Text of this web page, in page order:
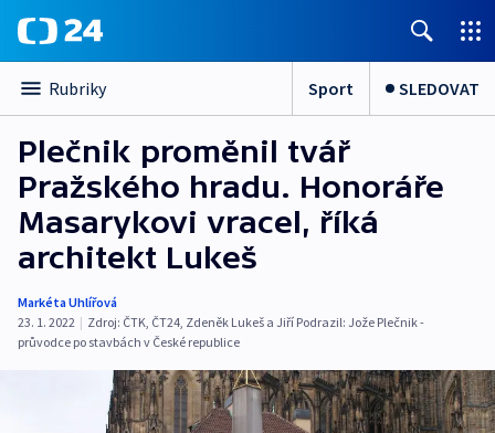
Rubriky Sport SLEDOVAT
Plečnik proměnil tvář
Pražského hradu. Honoráře
Masarykovi vracel, říká
architekt Lukeš
Markéta Uhlířová
23. 1. 2022 | Zdroj: ČTK, ČT24, Zdeněk Lukeš a Jiří Podrazil: Jože Plečnik -
průvodce po stavbách v České republice